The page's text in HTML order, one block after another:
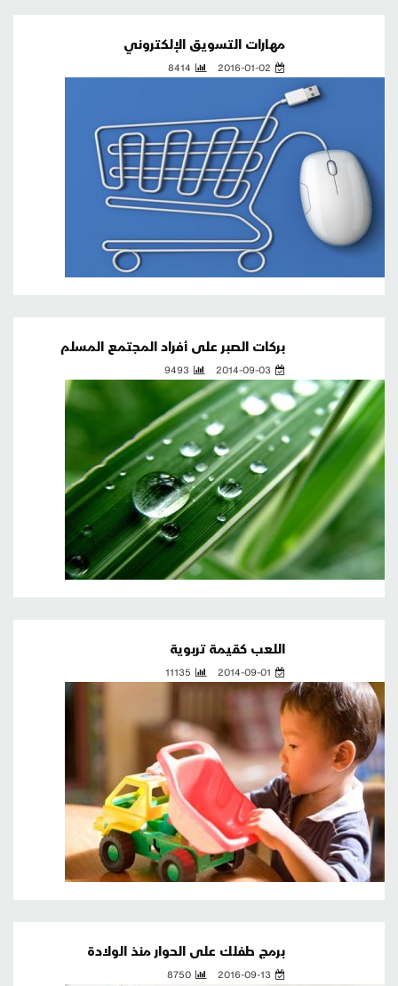
مهارات التسويق الإلكتروني
2016-01-02
8414
بركات الصبر على أفراد المجتمع المسلم
2014-09-03
9493
اللعب كقيمة تربوية
2014-09-01
11135
برمج طفلك على الحوار منذ الولادة
2016-09-13
8750